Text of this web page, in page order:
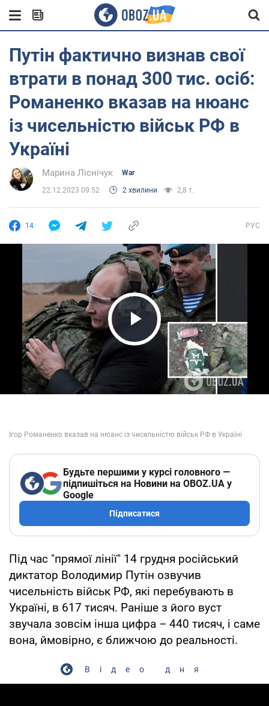
Путін фактично визнав свої
втрати в понад 300 тис. осіб:
Романенко вказав на нюанс
із чисельністю військ РФ в
Україні
Марина Ліснічук War
22.12.2023 09:52 2 хвилини 2,8 т.
14 РУС
Play Video
Будьте першими у курсі головного —
підпишіться на Новини на OBOZ.UA у
Google
Підписатися
Під час "прямої лінії" 14 грудня російський
диктатор Володимир Путін озвучив
чисельність військ РФ, які перебувають в
Україні, в 617 тисяч. Раніше з його вуст
звучала зовсім інша цифра – 440 тисяч, і саме
вона, ймовірно, є ближчою до реальності.
Відео дня